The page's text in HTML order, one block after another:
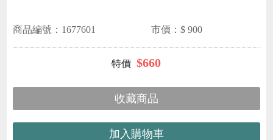
商品編號： 1677601 市價：$900
$660
收藏商品
加入購物車